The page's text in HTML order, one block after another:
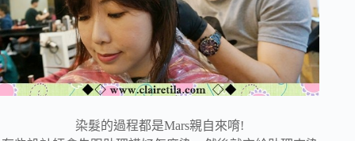
染髮的過程都是Mars親自來唷!